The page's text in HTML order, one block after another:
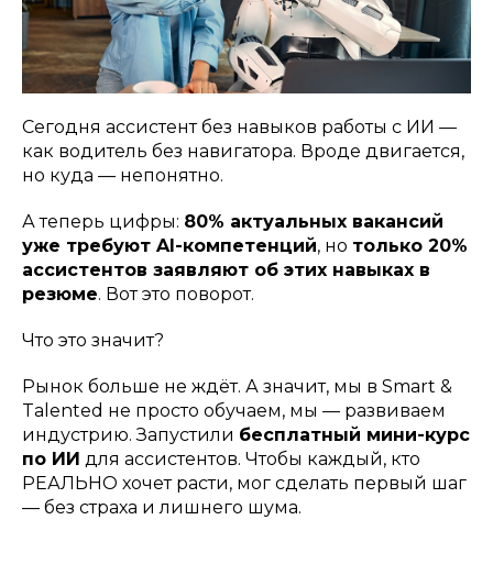
Сегодня ассистент без навыков работы с ИИ —
как водитель без навигатора. Вроде двигается,
но куда — непонятно.
А теперь цифры: 80% актуальных вакансий
уже требуют AI-компетенций, но только 20%
ассистентов заявляют об этих навыках в
резюме. Вот это поворот.
Что это значит?
Рынок больше не ждёт. А значит, мы в Smart &
Talented не просто обучаем, мы — развиваем
индустрию. Запустили бесплатный мини-курс
по ИИ для ассистентов. Чтобы каждый, кто
РЕАЛЬНО хочет расти, мог сделать первый шаг
— без страха и лишнего шума.